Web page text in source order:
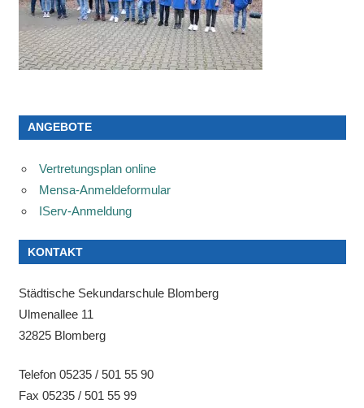
ANGEBOTE
Vertretungsplan online
Mensa-Anmeldeformular
IServ-Anmeldung
KONTAKT
Städtische Sekundarschule Blomberg
Ulmenallee 11
32825 Blomberg
Telefon 05235 / 501 55 90
Fax 05235 / 501 55 99